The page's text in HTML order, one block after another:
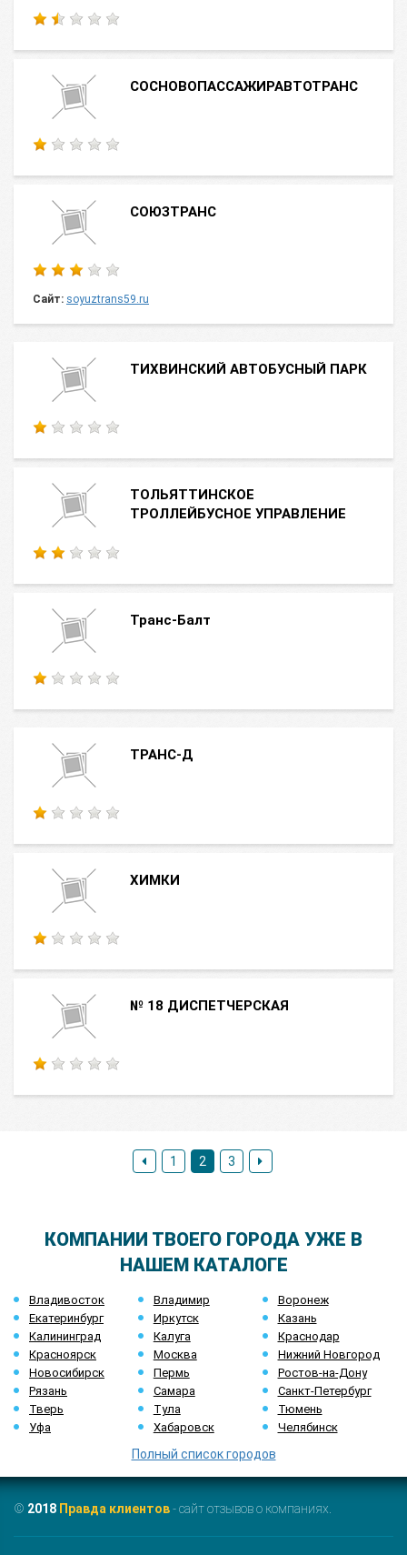
СОСНОВОПАССАЖИРАВТОТРАНС
СОЮЗТРАНС
Сайт: soyuztrans59.ru
ТИХВИНСКИЙ АВТОБУСНЫЙ ПАРК
ТОЛЬЯТТИНСКОЕ
ТРОЛЛЕЙБУСНОЕ УПРАВЛЕНИЕ
Транс-Балт
ТРАНС-Д
ХИМКИ
№ 18 ДИСПЕТЧЕРСКАЯ
1 2 3
КОМПАНИИ ТВОЕГО ГОРОДА УЖЕ В
НАШЕМ КАТАЛОГЕ
Владивосток Владимир
Воронеж
Екатеринбург
Иркутск
Казань
Калининград
Калуга
Краснодар
Красноярск
Москва
Нижний Новгород
Новосибирск
Пермь
Ростов-на-Дону
Рязань
Самара
Санкт-Петербург
Тверь
Тула
Тюмень
Уфа
Хабаровск Челябинск
Полный список городов
© 2018 Правда клиентов- сайт отзывов о компаниях.